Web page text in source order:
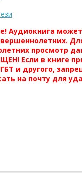
Аудиокнига
просмотр
Если в книге
и другого,
на почту для